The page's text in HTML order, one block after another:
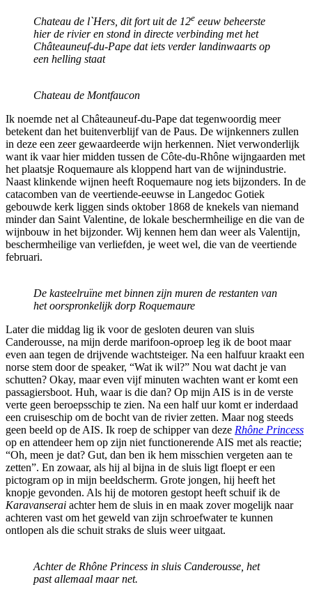
Chateau de l`Hers, dit fort uit de 12e eeuw beheerste
hier de rivier en stond in directe verbinding met het
Châteauneuf-du-Pape dat iets verder landinwaarts op
een helling staat
Chateau de Montfaucon
Ik noemde net al Châteauneuf-du-Pape dat tegenwoordig meer
betekent dan het buitenverblijf van de Paus. De wijnkenners zullen
in deze een zeer gewaardeerde wijn herkennen. Niet verwonderlijk
want ik vaar hier midden tussen de Côte-du-Rhône wijngaarden met
het plaatsje Roquemaure als kloppend hart van de wijnindustrie.
Naast klinkende wijnen heeft Roquemaure nog iets bijzonders. In de
catacomben van de veertiende-eeuwse in Langedoc Gotiek
gebouwde kerk liggen sinds oktober 1868 de knekels van niemand
minder dan Saint Valentine, de lokale beschermheilige en die van de
wijnbouw in het bijzonder. Wij kennen hem dan weer als Valentijn,
beschermheilige van verliefden, je weet wel, die van de veertiende
februari.
De kasteelruïne met binnen zijn muren de restanten van
het oorspronkelijk dorp Roquemaure
Later die middag lig ik voor de gesloten deuren van sluis
Canderousse, na mijn derde marifoon-oproep leg ik de boot maar
even aan tegen de drijvende wachtsteiger. Na een halfuur kraakt een
norse stem door de speaker, “Wat ik wil?” Nou wat dacht je van
schutten? Okay, maar even vijf minuten wachten want er komt een
passagiersboot. Huh, waar is die dan? Op mijn AIS is in de verste
verte geen beroepsschip te zien. Na een half uur komt er inderdaad
een cruiseschip om de bocht van de rivier zetten. Maar nog steeds
geen beeld op de AIS. Ik roep de schipper van deze Rhône Princess
op en attendeer hem op zijn niet functionerende AIS met als reactie;
“Oh, meen je dat? Gut, dan ben ik hem misschien vergeten aan te
zetten”. En zowaar, als hij al bijna in de sluis ligt floept er een
pictogram op in mijn beeldscherm. Grote jongen, hij heeft het
knopje gevonden. Als hij de motoren gestopt heeft schuif ik de
Karavanserai achter hem de sluis in en maak zover mogelijk naar
achteren vast om het geweld van zijn schroefwater te kunnen
ontlopen als die schuit straks de sluis weer uitgaat.
Achter de Rhône Princess in sluis Canderousse, het
past allemaal maar net.